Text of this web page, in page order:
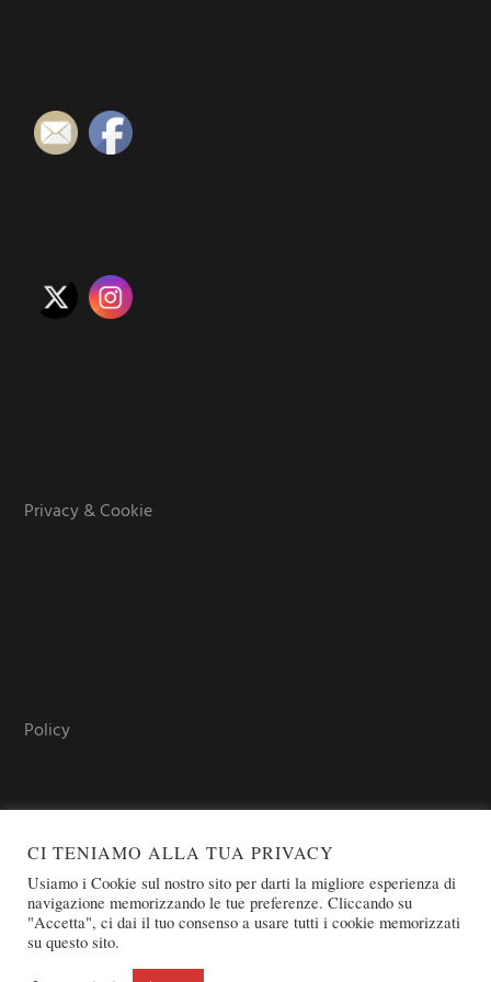
Privacy & Cookie
Policy
COPYRIGHT © 2026 SOVEREIGN ORDER OF ST. JOHN OF
CI TENIAMO ALLA TUA PRIVACY
Usiamo i Cookie sul nostro sito per darti la migliore esperienza di
navigazione memorizzando le tue preferenze. Cliccando su
"Accetta", ci dai il tuo consenso a usare tutti i cookie memorizzati
su questo sito.